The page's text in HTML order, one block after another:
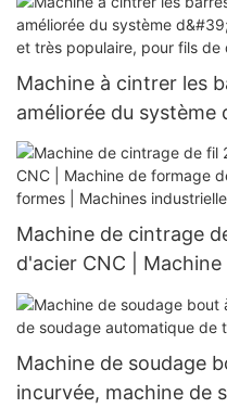
usines clientes
Machine à cintrer les
améliorée du
en interne et très
3 à 8.
Machine de cintrage
d'acier CNC |
mesure | Cintrage
industrielles |
Machine de soudage
incurvée, machine de